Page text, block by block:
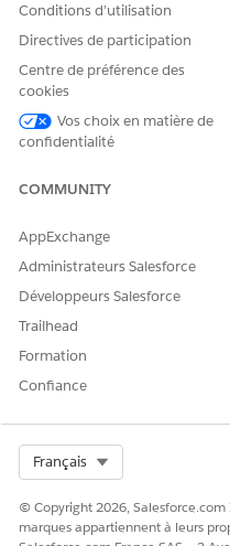
processus métiers
Organisations
Stores (Magasins)
Grossistes
Les catégories de client sont :
Vendu à
Expédier à
Facturer à
les coordonnées
Gérer les pièces jointes
Créer des clients ou des
Création de modèles de
Utilisez les modèles de
clients et améliorer la
Conditions d’utilisation
Directives de participation
Centre de préférence des
cookies
Vos choix en matière de
confidentialité
COMMUNITY
AppExchange
Administrateurs Salesforce
Développeurs Salesforce
Trailhead
Formation
Confiance
Français
© Copyright 2026, Salesforce.com
marques appartiennent à leurs